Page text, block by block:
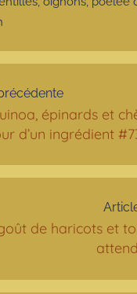
épinards et
d’un ingrédient
de haricots et